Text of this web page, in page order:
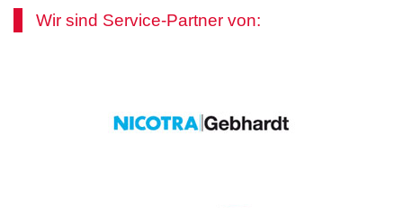
Wir sind Service-Partner von: